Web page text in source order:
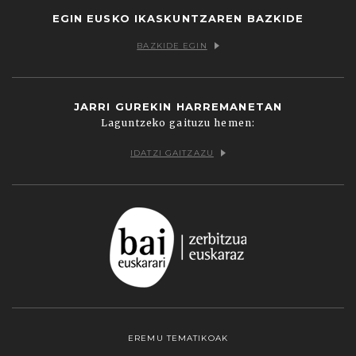
EGIN EUSKO IKASKUNTZAREN BAZKIDE
BAZKIDE EGIN
JARRI GUREKIN HARREMANETAN
Laguntzeko gaituzu hemen:
IDATZI GAITZAZU
EREMU TEMATIKOAK